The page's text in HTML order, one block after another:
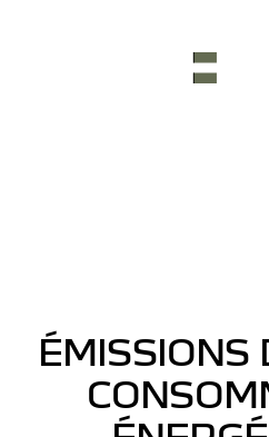
ÉMISSIONS